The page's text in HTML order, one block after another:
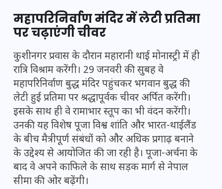
महापरिनिर्वाण मंदिर में लेटी प्रतिमा
पर चढ़ाएंगी चीवर
कुशीनगर प्रवास के दौरान महारानी थाई मोनास्ट्री में ही
रात्रि विश्राम करेंगी। 29 जनवरी की सुबह वे
महापरिनिर्वाण बुद्ध मंदिर पहुंचकर भगवान बुद्ध की
लेटी हुई प्रतिमा पर श्रद्धापूर्वक चीवर अर्पित करेंगी।
इसके साथ ही वे रामाभार स्तूप का भी वंदन करेंगी।
उनकी यह विशेष पूजा विश्व शांति और भारत-थाईलैंड
के बीच मैत्रीपूर्ण संबंधों को और अधिक प्रगाढ़ बनाने
के उद्देश्य से आयोजित की जा रही है। पूजा-अर्चना के
बाद वे अपने काफिले के साथ सड़क मार्ग से नेपाल
सीमा की ओर बढ़ेंगी।